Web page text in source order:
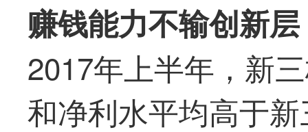
赚钱能力不输创新层
2017年上半年，新
和净利水平均高于